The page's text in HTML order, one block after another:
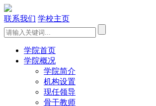
联系我们 学校主页
学院首页
学院概况
学院简介
机构设置
现任领导
骨干教师